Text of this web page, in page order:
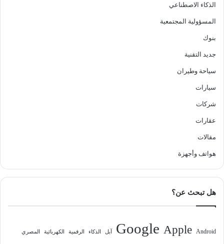
الذكاء الاصطناعي
المسؤولية المجتمعية
بنوك
جديد التقنية
سياحة وطيران
سيارات
شركات
عقارات
مقالات
هواتف وأجهزة
هل تبحث عن؟
Android
Apple
Google آبل الذكاء الرقمية الكهربائية المصري